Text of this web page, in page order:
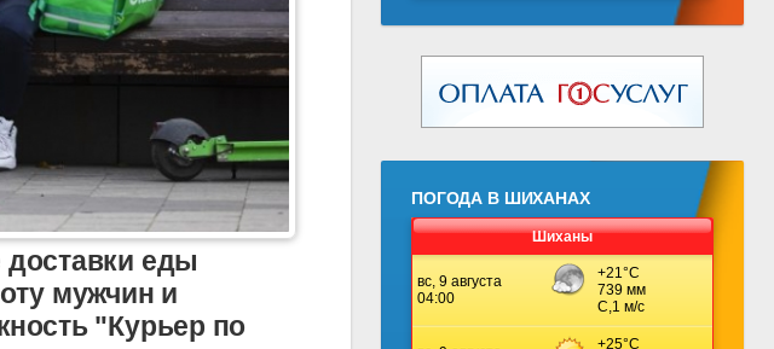
еды
мужчин и
"Курьер по
ПОГОДА В ШИХАНАХ
Шиханы